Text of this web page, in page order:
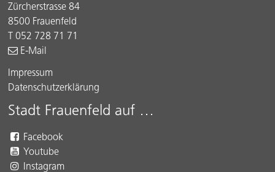
Zürcherstrasse 84
8500 Frauenfeld
T 052 728 71 71
E-Mail
Impressum
Datenschutzerklärung
Stadt Frauenfeld auf …
Facebook
Youtube
Instagram